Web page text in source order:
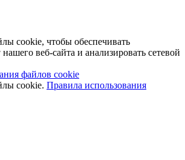
cookie, чтобы обеспечивать
веб-сайта и анализировать сетевой
файлов cookie
cookie. Правила использования